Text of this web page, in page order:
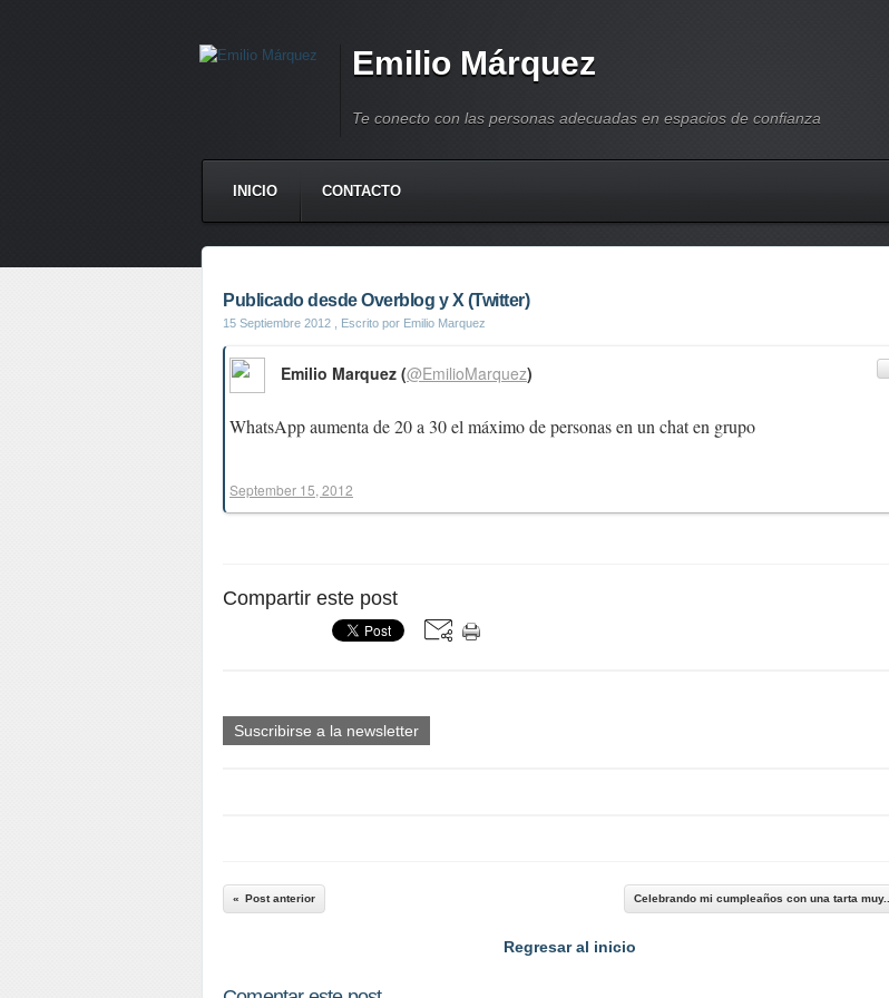
Emilio Márquez
Te conecto con las personas adecuadas en espacios de confianza
INICIO CONTACTO
Publicado desde Overblog y X (Twitter)
15 Septiembre 2012 , Escrito por Emilio Marquez
WhatsApp aumenta de 20 a 30 el máximo de personas en un chat en grupo
Emilio Marquez (@EmilioMarquez)
September 15, 2012
Compartir este post
Suscribirse a la newsletter
Post anterior Celebrando mi cumpleaños con una tarta muy...
Regresar al inicio